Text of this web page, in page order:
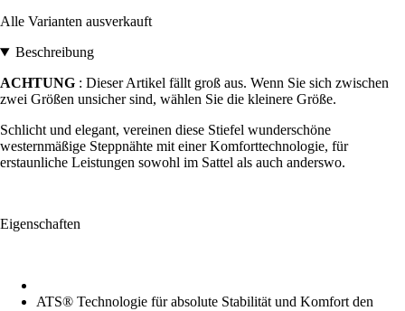
Alle Varianten ausverkauft
Beschreibung
ACHTUNG : Dieser Artikel fällt groß aus. Wenn Sie sich zwischen
zwei Größen unsicher sind, wählen Sie die kleinere Größe.
Schlicht und elegant, vereinen diese Stiefel wunderschöne
westernmäßige Steppnähte mit einer Komforttechnologie, für
erstaunliche Leistungen sowohl im Sattel als auch anderswo.
Eigenschaften
ATS® Technologie für absolute Stabilität und Komfort den